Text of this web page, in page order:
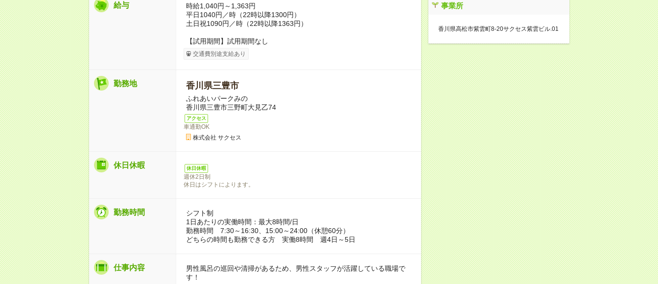
給与
時給1,040円～1,363円
平日1040円／時（22時以降1300円）
土日祝1090円／時（22時以降1363円）
【試用期間】試用期間なし
交通費別途支給あり
勤務地 香川県三豊市
ふれあいパークみの
香川県三豊市三野町大見乙74
アクセス
車通勤OK
株式会社 サクセス
休日休暇 休日休暇
週休2日制
休日はシフトによります。
勤務時間
シフト制
1日あたりの実働時間：最大8時間/日
勤務時間 7:30～16:30、15:00～24:00（休憩60分）
どちらの時間も勤務できる方 実働8時間 週4日～5日
仕事内容
男性風呂の巡回や清掃があるため、男性スタッフが活躍している職場で
す！
事業所
香川県高松市紫雲町8-20サクセス紫雲ビル.01